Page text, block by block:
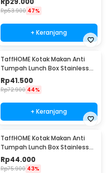
Rp53.900 47%
+ Keranjang
TaffHOME Kotak Makan Anti
Tumpah Lunch Box Stainless
Steel 304 850ml - KT046
Rp41.500
Rp72.900 44%
+ Keranjang
TaffHOME Kotak Makan Anti
Tumpah Lunch Box Stainless
Steel 304 850ml - KT273
Rp44.000
Rp75.900 43%